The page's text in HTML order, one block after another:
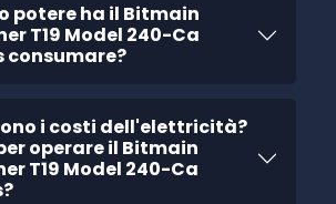
potere ha il Bitmain
T19 Model 240-Ca
consumare?
i costi dell'elettricità?
operare il Bitmain
T19 Model 240-Ca